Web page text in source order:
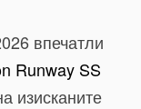
впечатли
Runway SS
изисканите